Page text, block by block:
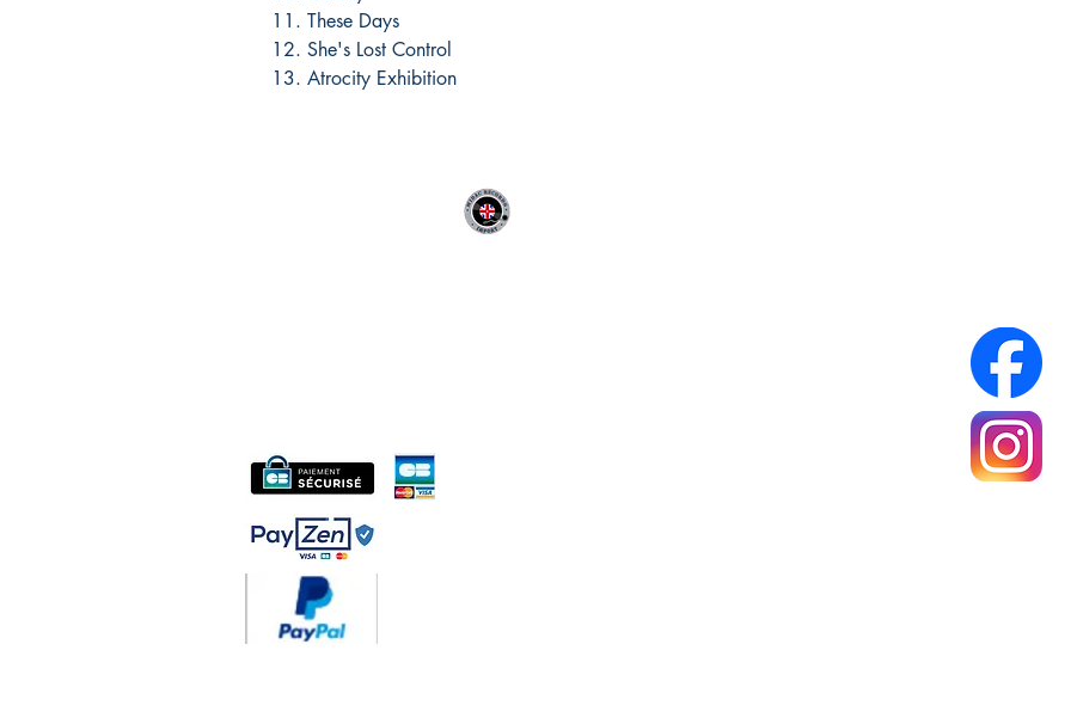
11. These Days
12. She's Lost Control
13. Atrocity Exhibition